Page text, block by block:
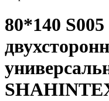
80*140